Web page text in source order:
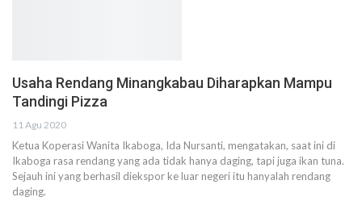
Usaha Rendang Minangkabau Diharapkan Mampu
Tandingi Pizza
11 Agu 2020
Ketua Koperasi Wanita Ikaboga, Ida Nursanti, mengatakan, saat ini di
Ikaboga rasa rendang yang ada tidak hanya daging, tapi juga ikan tuna.
Sejauh ini yang berhasil diekspor ke luar negeri itu hanyalah rendang
daging.